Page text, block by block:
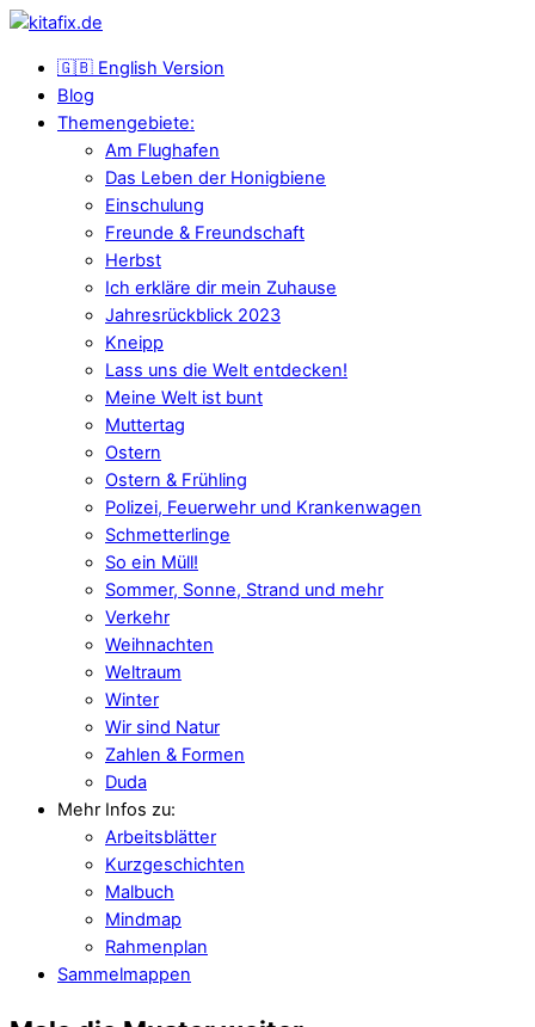
🇬🇧 English Version
Blog
Themengebiete:
Am Flughafen
Das Leben der Honigbiene
Einschulung
Freunde & Freundschaft
Herbst
Ich erkläre dir mein Zuhause
Jahresrückblick 2023
Kneipp
Lass uns die Welt entdecken!
Meine Welt ist bunt
Muttertag
Ostern
Ostern & Frühling
Polizei, Feuerwehr und Krankenwagen
Schmetterlinge
So ein Müll!
Sommer, Sonne, Strand und mehr
Verkehr
Weihnachten
Weltraum
Winter
Wir sind Natur
Zahlen & Formen
Duda
Mehr Infos zu:
Arbeitsblätter
Kurzgeschichten
Malbuch
Mindmap
Rahmenplan
Sammelmappen